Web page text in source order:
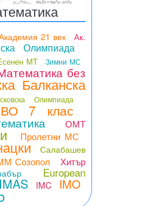
21 век
Ак.
Олимпиада
МТ Зимни МС
без
Балканска
Олимпиада
7 клас
ОМТ
Пролетни МС
Салабашев
Созопол
Хитър
European
IMAS IMC IMO